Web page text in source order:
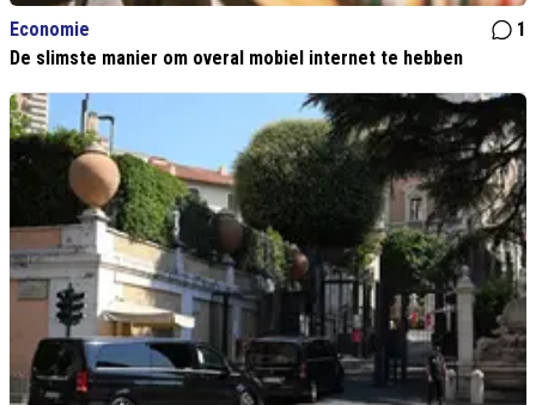
Economie
1
De slimste manier om overal mobiel internet te hebben